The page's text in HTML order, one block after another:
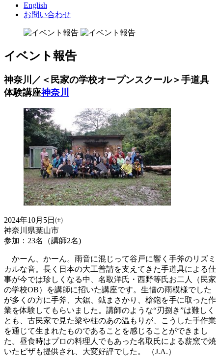
English
お問い合わせ
イベント報告
神奈川／＜民家の学校オープンスクール＞手道具
体験講座神奈川
2024年10月5日㈯
神奈川県葉山市
参加：23名（講師2名)
かーん、かーん。雨音に混じって谷戸に響く手斧のリズミ
カルな音。長く日本の大工普請を支えてきた手道具による仕
事が今では珍しくなる中、名取洋氏・西野等氏お二人（民家
の学校OB）を講師に招いた講座です。生憎の雨模様でした
が多くの方に手斧、大鋸、鉞まさかり、槍鉋を手に取った作
業を体験してもらいました。講師のような“刃捌き”は難しく
とも、古民家で見た梁や柱のあの温もりが、こうした手作業
を通じて生まれたものであることを感じることができまし
た。昼食時はプロの料理人でもあった名取氏による薪窯で焼
いたピザも提供され、大変好評でした。 （J.A.）